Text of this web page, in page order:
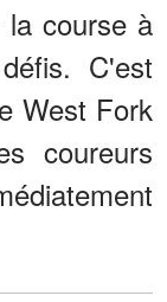
course à
C'est
West Fork
coureurs